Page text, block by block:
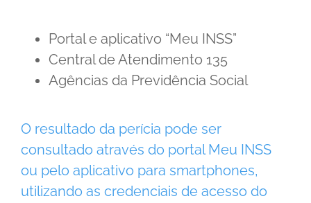
Portal e aplicativo “Meu INSS”
Central de Atendimento 135
Agências da Previdência Social
O resultado da perícia pode ser
consultado através do portal Meu INSS
ou pelo aplicativo para smartphones,
utilizando as credenciais de acesso do